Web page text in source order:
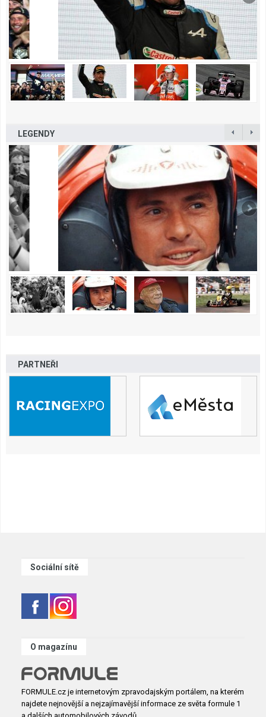
LEGENDY
PARTNEŘI
Sociální sítě
O magazínu
FORMULE.cz je internetovým zpravodajským portálem, na kterém
najdete nejnovější a nejzajímavější informace ze světa formule 1